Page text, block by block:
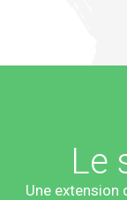
Le
Une extension